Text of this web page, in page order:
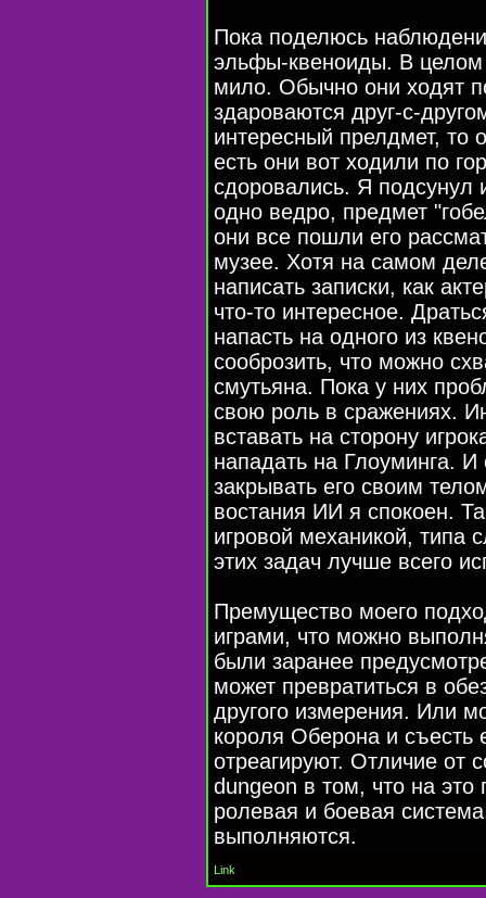
Пока поделюсь
эльфы-квеноиды. В целом
мило. Обычно они ходят
здароваются друг-с-
интересный прелдмет, то
есть они вот ходили по
сдоровались. Я
одно ведро, предмет
они все пошли его
музее. Хотя на самом
написать записки, как
что-то интересное.
напасть на одного из
сооброзить, что можно
смутьяна. Пока у них
свою роль в сражениях.
вставать на сторону
нападать на Глоуминга.
закрывать его своим
востания ИИ я спокоен.
игровой механикой, типа
этих задач лучше всего
Премущество моего
играми, что можно
были заранее
может превратиться в
другого измерения. Или
короля Оберона и съесть
отреагируют. Отличие от
dungeon в том, что на это
ролевая и боевая
выполняются.
Link